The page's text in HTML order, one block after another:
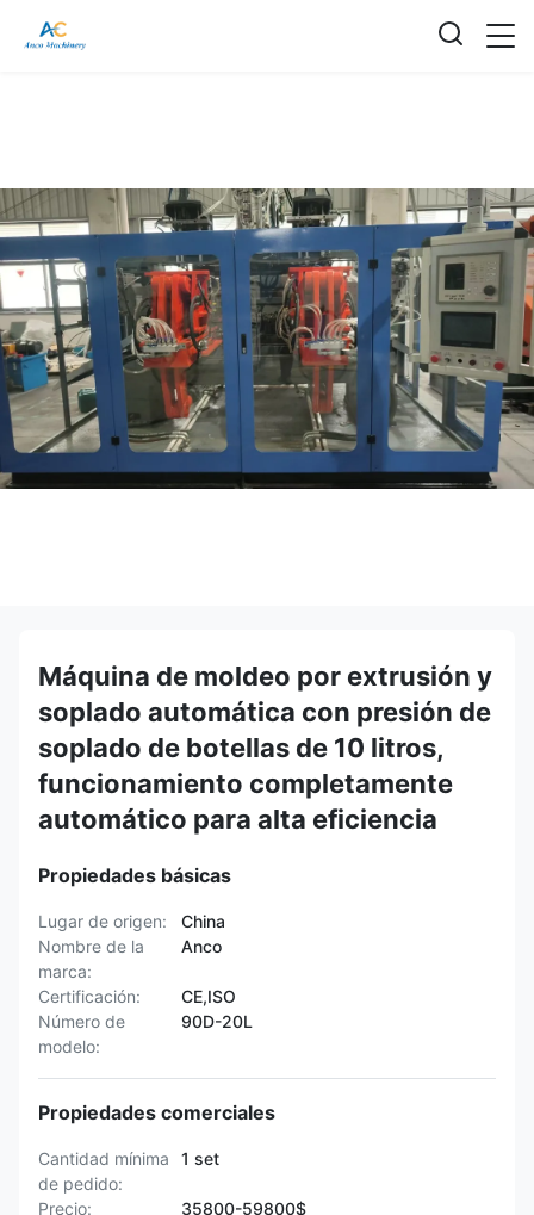
Máquina de moldeo por extrusión y
soplado automática con presión de
soplado de botellas de 10 litros,
funcionamiento completamente
automático para alta eficiencia
Propiedades básicas
Lugar de origen:
China
Nombre de la
marca:
Anco
Certificación:
CE,ISO
Número de
modelo:
90D-20L
Propiedades comerciales
Cantidad mínima
de pedido:
1 set
Precio:
35800-59800$